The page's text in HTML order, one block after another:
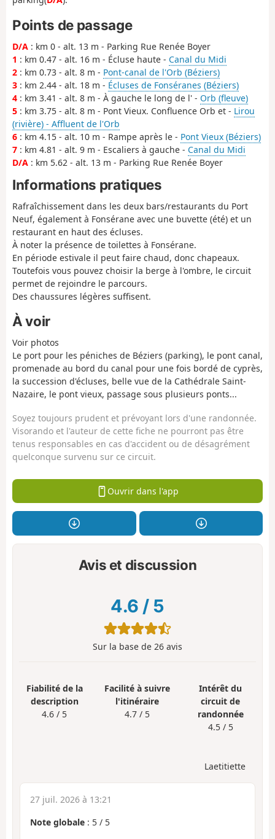
Points de passage
D/A : km 0 - alt. 13 m - Parking Rue Renée Boyer
1 : km 0.47 - alt. 16 m - Écluse haute - Canal du Midi
2 : km 0.73 - alt. 8 m - Pont-canal de l'Orb (Béziers)
3 : km 2.44 - alt. 18 m - Écluses de Fonséranes (Béziers)
4 : km 3.41 - alt. 8 m - À gauche le long de l' - Orb (fleuve)
5 : km 3.75 - alt. 8 m - Pont Vieux. Confluence Orb et - Lirou
(rivière) - Affluent de l'Orb
6 : km 4.15 - alt. 10 m - Rampe après le - Pont Vieux (Béziers)
7 : km 4.81 - alt. 9 m - Escaliers à gauche - Canal du Midi
D/A : km 5.62 - alt. 13 m - Parking Rue Renée Boyer
Informations pratiques
Rafraîchissement dans les deux bars/restaurants du Port
Neuf, également à Fonsérane avec une buvette (été) et un
restaurant en haut des écluses.
À noter la présence de toilettes à Fonsérane.
En période estivale il peut faire chaud, donc chapeaux.
Toutefois vous pouvez choisir la berge à l'ombre, le circuit
permet de rejoindre le parcours.
Des chaussures légères suffisent.
À voir
Voir photos
Le port pour les péniches de Béziers (parking), le pont canal,
promenade au bord du canal pour une fois bordé de cyprès,
la succession d'écluses, belle vue de la Cathédrale Saint-
Nazaire, le pont vieux, passage sous plusieurs ponts...
Soyez toujours prudent et prévoyant lors d'une randonnée.
Visorando et l'auteur de cette fiche ne pourront pas être
tenus responsables en cas d'accident ou de désagrément
quelconque survenu sur ce circuit.
Ouvrir dans l'app
Avis et discussion
4.6 / 5
Sur la base de 26 avis
Fiabilité de la
description
4.6 / 5
Facilité à suivre
l'itinéraire
4.7 / 5
Intérêt du
circuit de
randonnée
4.5 / 5
Laetitiette
27 juil. 2026 à 13:21
Note globale : 5 / 5